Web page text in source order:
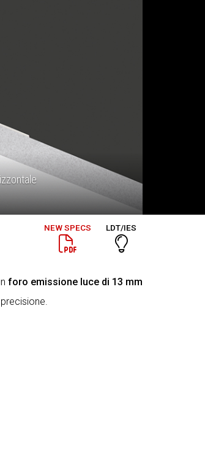
NEW SPECS LDT/IES
foro emissione luce di 13 mm